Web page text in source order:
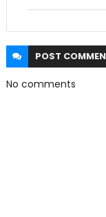
POST
No comments